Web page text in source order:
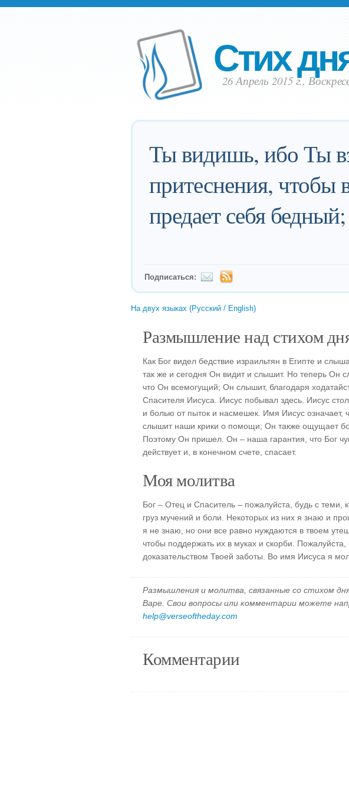
Стих
26 Апрель 2015 г.,
Ты видишь, ибо Ты
притеснения, чтобы
предает себя
Подписаться:
На двух языках (Русский / English)
Размышление над стихом
Как Бог видел бедствие израильтян в Египте и
так же и сегодня Он видит и слышит. Но теперь Он
что Он всемогущий; Он слышит, благодаря
Спасителя Иисуса. Иисус побывал здесь. Иисус
и болью от пыток и насмешек. Имя Иисус означает,
слышит наши крики о помощи; Он также ощущает
Поэтому Он пришел. Он – наша гарантия, что Бог
действует и, в конечном счете, спасает.
Моя молитва
Бог – Отец и Спаситель – пожалуйста, будь с теми,
груз мучений и боли. Некоторых из них я знаю и
я не знаю, но они все равно нуждаются в твоем
чтобы поддержать их в муках и скорби.
доказательством Твоей заботы. Во имя Иисуса я
Размышления и молитва, связанные со стихом
Варе. Свои вопросы или комментарии можете
help@verseoftheday.com
Комментарии